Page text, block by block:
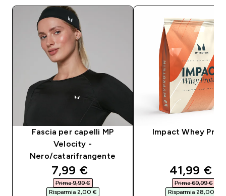
Fascia per capelli MP
Velocity -
Nero/catarifrangente
discounted price
7,99 €‎
Prima 9,99 €‎
Risparmia 2,00 €‎
Impact Whey
41,99 €‎
Prima 69,99 €‎
Risparmia 28,00 €‎